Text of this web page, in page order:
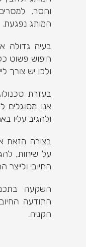
וחסר,
המותג נפגעת.
בעיה גדולה
חיפוש פשוט
ולכן יש צורך
בעזרת
אנו מסוגלים
ולהגיב עליו
בצורה הזאת
על שיחות,
החיובי ולייצר
השקעה
התודעה
הקניה.